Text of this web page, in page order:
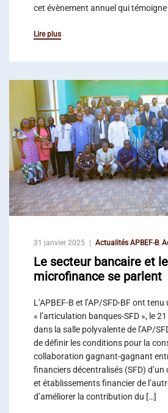
cet évènement annuel qui témoigne
Lire plus
31 janvier 2025 Actualités APBEF-B,
Le secteur bancaire et
microfinance se parlent
L’APBEF-B et l’AP/SFD-BF ont
« l’articulation banques-SFD », le
dans la salle polyvalente de l’AP/
de définir les conditions pour la
collaboration gagnant-gagnant
financiers décentralisés (SFD)
et établissements financier de
d’améliorer la contribution du […]